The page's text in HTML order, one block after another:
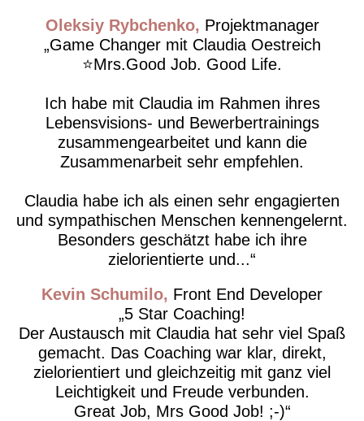
Oleksiy Rybchenko
Projektmanager
Game Changer mit Claudia Oestreich
⭐️Mrs.Good Job. Good Life.
Ich habe mit Claudia im Rahmen ihres
Lebensvisions- und Bewerbertrainings
zusammengearbeitet und kann die
Zusammenarbeit sehr empfehlen.
Claudia habe ich als einen sehr engagierten
und sympathischen Menschen kennengelernt.
Besonders geschätzt habe ich ihre
zielorientierte und...
Kevin Schumilo Front End Developer
5 Star Coaching!
Der Austausch mit Claudia hat sehr viel Spaß
gemacht. Das Coaching war klar, direkt,
zielorientiert und gleichzeitig mit ganz viel
Leichtigkeit und Freude verbunden.
Great Job, Mrs Good Job! ;-)